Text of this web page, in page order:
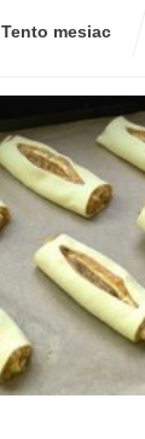
Tento mesiac